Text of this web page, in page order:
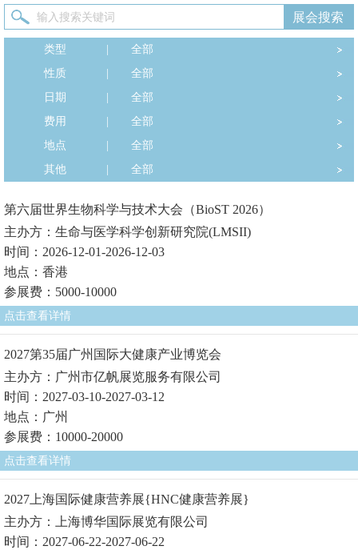
类型
全部
性质
全部
日期
全部
费用
全部
地点
全部
其他
全部
第六届世界生物科学与技术大会（BioST 2026）
主办方：生命与医学科学创新研究院(LMSII)
时间：2026-12-01-2026-12-03
地点：香港
参展费：5000-10000
点击查看详情
2027第35届广州国际大健康产业博览会
主办方：广州市亿帆展览服务有限公司
时间：2027-03-10-2027-03-12
地点：广州
参展费：10000-20000
点击查看详情
2027上海国际健康营养展{HNC健康营养展}
主办方：上海博华国际展览有限公司
时间：2027-06-22-2027-06-22